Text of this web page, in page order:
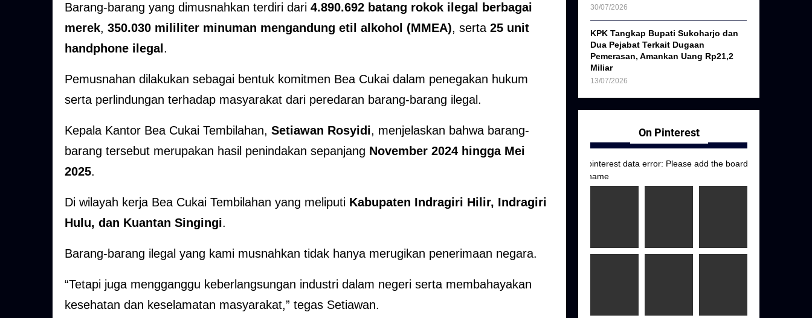
Barang-barang yang dimusnahkan terdiri dari 4.890.692 batang rokok ilegal berbagai
merek, 350.030 mililiter minuman mengandung etil alkohol (MMEA), serta 25 unit
handphone ilegal .
Pemusnahan dilakukan sebagai bentuk komitmen Bea Cukai dalam penegakan hukum
serta perlindungan terhadap masyarakat dari peredaran barang-barang ilegal.
Kepala Kantor Bea Cukai Tembilahan, Setiawan Rosyidi, menjelaskan bahwa barang-
barang tersebut merupakan hasil penindakan sepanjang November 2024 hingga Mei
2025.
Di wilayah kerja Bea Cukai Tembilahan yang meliputi Kabupaten Indragiri Hilir, Indragiri
Hulu, dan Kuantan Singingi.
Barang-barang ilegal yang kami musnahkan tidak hanya merugikan penerimaan negara.
“Tetapi juga mengganggu keberlangsungan industri dalam negeri serta membahayakan
kesehatan dan keselamatan masyarakat,” tegas Setiawan.
30/07/2026
KPK Tangkap Bupati Sukoharjo dan
Dua Pejabat Terkait Dugaan
Pemerasan, Amankan Uang Rp21,2
Miliar
13/07/2026
On Pinterest
pinterest data error: Please add the board
name